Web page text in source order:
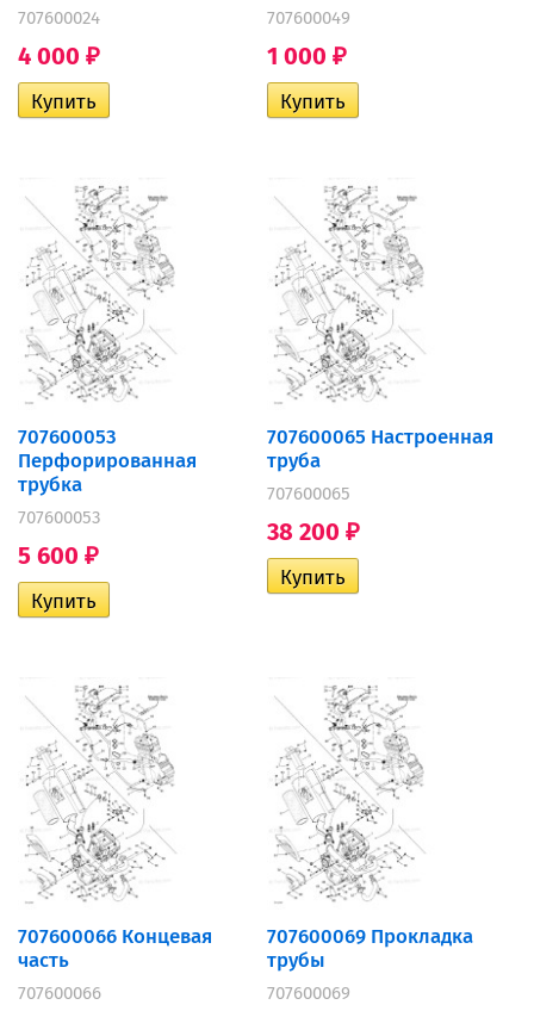
707600024
4 000 ₽
707600049
1 000 ₽
707600053
Перфорированная
трубка
707600053
5 600 ₽
707600065 Настроенная
труба
707600065
38 200 ₽
707600066 Концевая
часть
707600066
707600069 Прокладка
трубы
707600069